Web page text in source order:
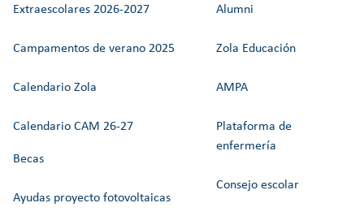
Extraescolares 2026-2027
Campamentos de verano 2025
Calendario Zola
Calendario CAM 26-27
Becas
Ayudas proyecto fotovoltaicas
Alumni
Zola Educación
AMPA
Plataforma de
enfermería
Consejo escolar